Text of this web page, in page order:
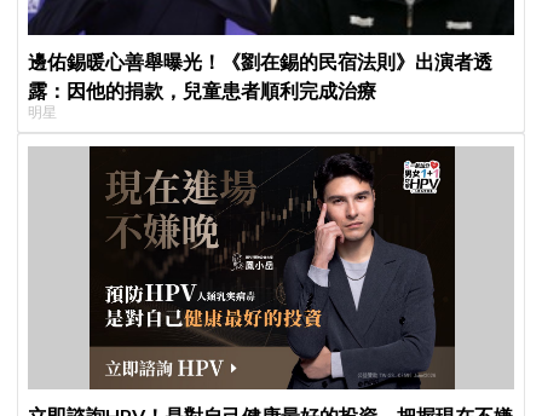
邊佑錫暖心善舉曝光！《劉在錫的民宿法則》出演者透
露：因他的捐款，兒童患者順利完成治療
明星